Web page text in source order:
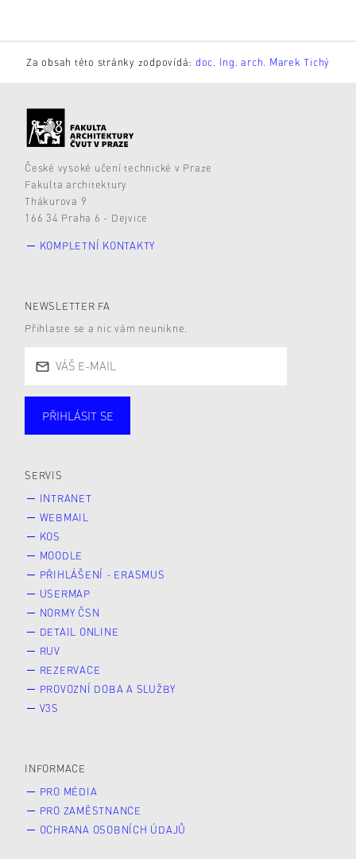
Za obsah této stránky zodpovídá: doc. Ing. arch. Marek Tichý
České vysoké učení technické v Praze
Fakulta architektury
Thákurova 9
166 34 Praha 6 - Dejvice
KOMPLETNÍ KONTAKTY
NEWSLETTER FA
Přihlaste se a nic vám neunikne.
PŘIHLÁSIT SE
SERVIS
INTRANET
WEBMAIL
KOS
MOODLE
PŘIHLÁŠENÍ - ERASMUS
USERMAP
NORMY ČSN
DETAIL ONLINE
RUV
REZERVACE
PROVOZNÍ DOBA A SLUŽBY
V3S
INFORMACE
PRO MÉDIA
PRO ZAMĚSTNANCE
OCHRANA OSOBNÍCH ÚDAJŮ